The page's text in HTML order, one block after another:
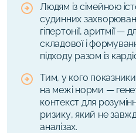
Людям із сімейною
судинних
гіпертонії, аритмії —
складової і
підходу разом із
Тим, у кого
на межі норми —
контекст для
ризику, який не
аналізах.